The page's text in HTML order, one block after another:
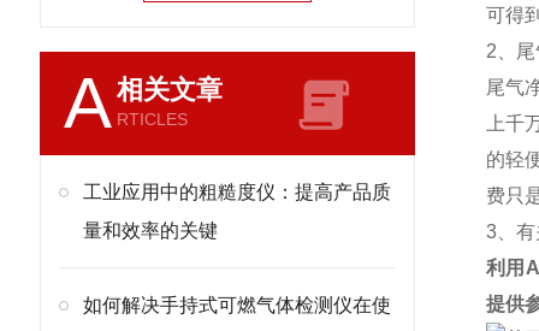
A相关文章
RTICLES
工业应用中的粗糙度仪：提高产品质
量和效率的关键
如何解决手持式可燃气体检测仪在使
可得
2、
尾气
上千
的轻
费只
3、
利用
提供